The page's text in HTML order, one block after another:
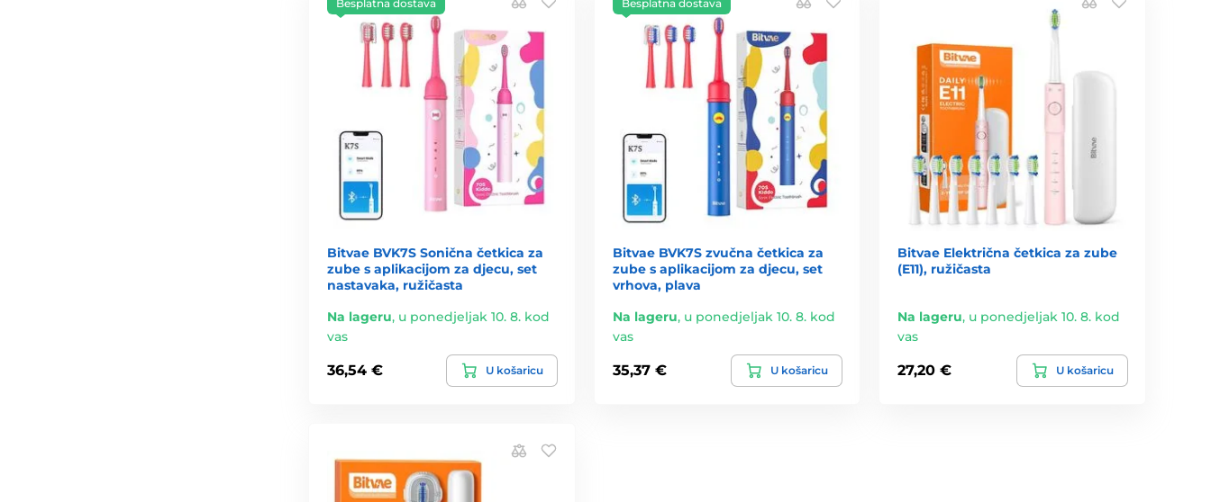
Besplatna dostava
Bitvae BVK7S Sonična četkica za
zube s aplikacijom za djecu, set
nastavaka, ružičasta
Na lageru, u ponedjeljak 10. 8. kod
vas
36,54 € U košaricu
Besplatna dostava
Bitvae BVK7S zvučna četkica za
zube s aplikacijom za djecu, set
vrhova, plava
Na lageru, u ponedjeljak 10. 8. kod
vas
35,37 € U košaricu
Bitvae Električna četkica za zube
(E11), ružičasta
Na lageru, u ponedjeljak 10. 8. kod
vas
27,20 € U košaricu